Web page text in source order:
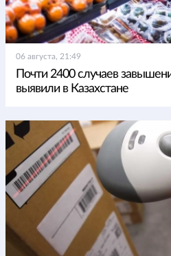
06 августа, 21:49
Почти 2400 случаев
выявили в Казахстане